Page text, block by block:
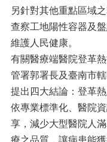
另針對其他重點區域
查察工地陽性容器及
維護人民健康。
有關醫療端醫院登革
管署郭署長及臺南市
提出四大結論：登革
依專業標準化、醫院
享，減少大型醫院人
療之品質，讓病患能